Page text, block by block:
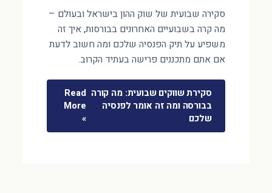
סקירה שבועית של שוק ההון בישראל ובעולם –
מה קרה בשבועיים האחרונים בבורסות, איך זה
משפיע על תיק הפנסיה שלכם ומה חשוב לדעת
אם אתם מתכננים פרישה בעתיד הקרוב.
סקירת שווקים שבועית: מה קורה
בבורסה ומה זה אומר לפנסיה
שלכם
Read
More
»